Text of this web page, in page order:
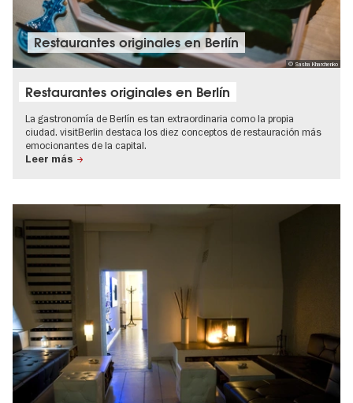
© Sasha Kharchenko
Restaurantes originales en Berlín
Restaurantes originales en Berlín
La gastronomía de Berlín es tan extraordinaria como la propia
ciudad. visitBerlin destaca los diez conceptos de restauración más
emocionantes de la capital.
Leer más